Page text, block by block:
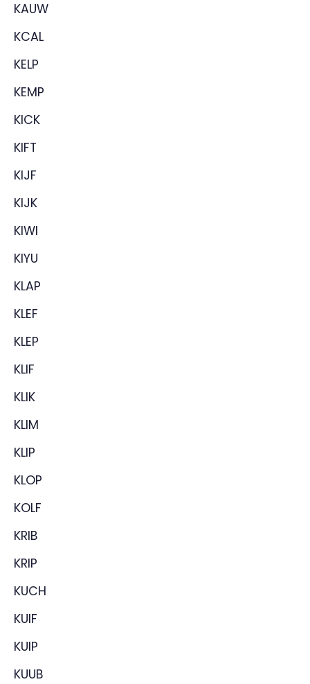
KAUW
KCAL
KELP
KEMP
KICK
KIFT
KIJF
KIJK
KIWI
KIYU
KLAP
KLEF
KLEP
KLIF
KLIK
KLIM
KLIP
KLOP
KOLF
KRIB
KRIP
KUCH
KUIF
KUIP
KUUB